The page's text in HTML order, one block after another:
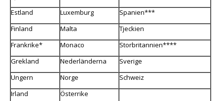
Estland
Luxemburg
Spanien***
Finland
Malta
Tjeckien
Frankrike*
Monaco
Storbritannien****
Grekland
Nederländerna
Sverige
Ungern
Norge
Schweiz
Irland
Österrike